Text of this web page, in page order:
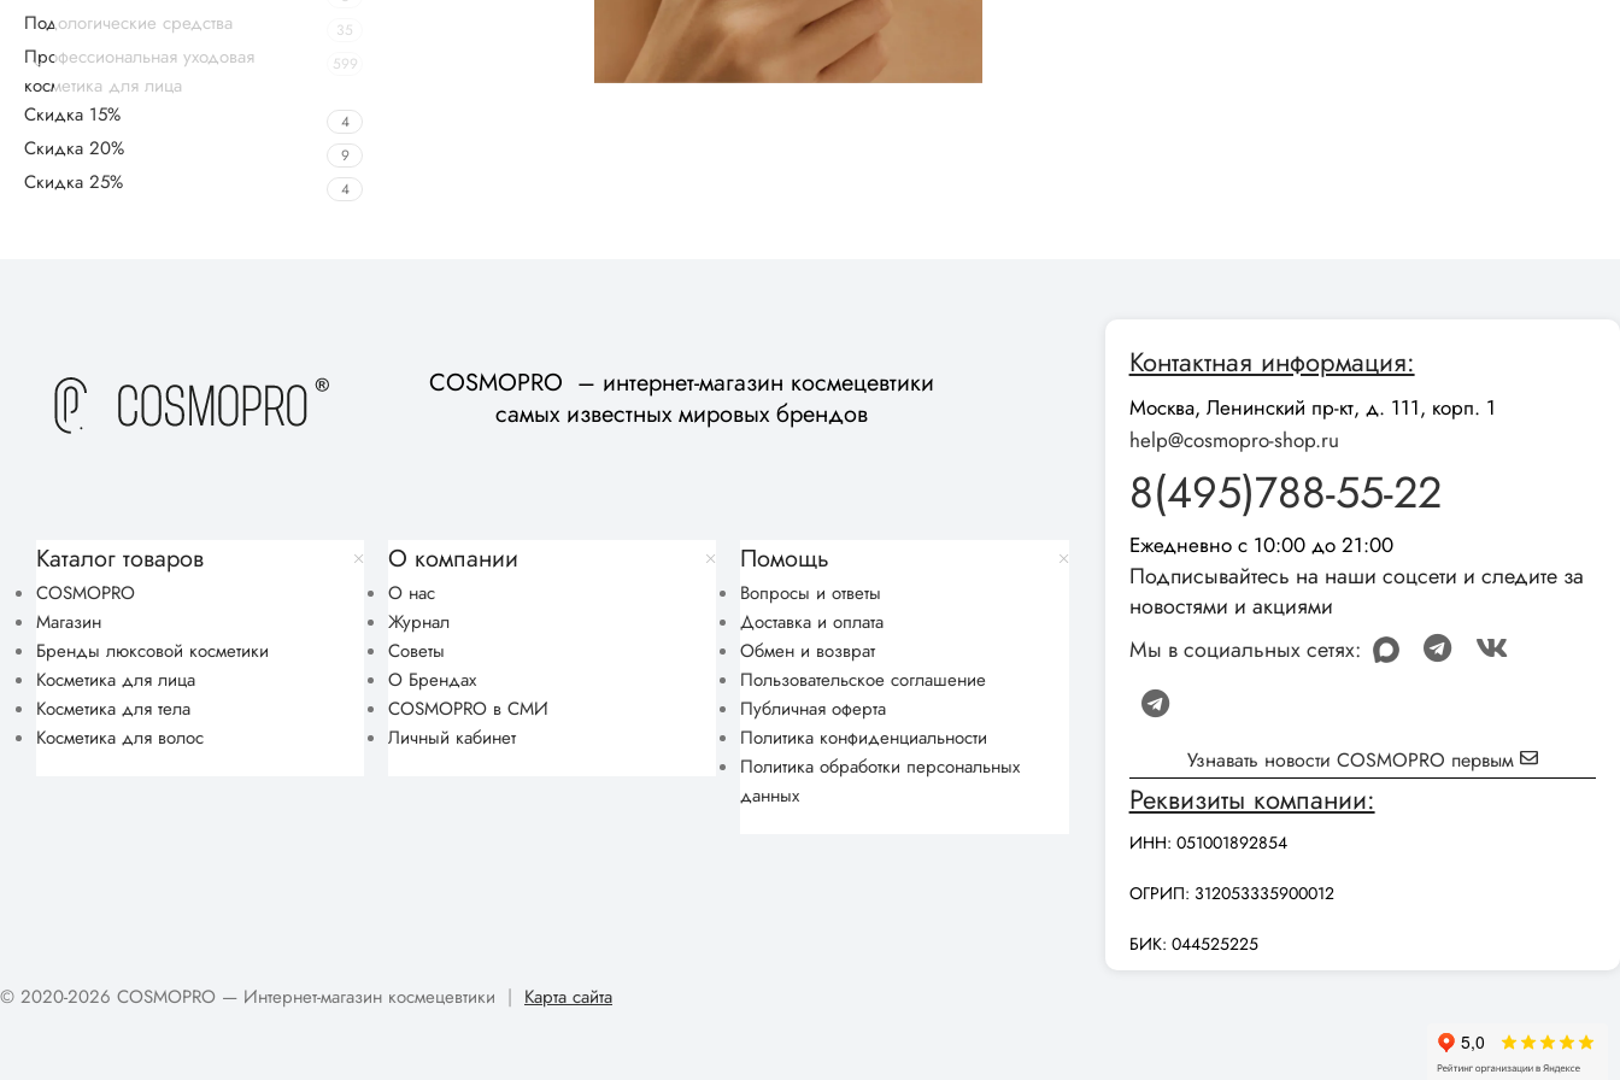
Подологические средства 35
Профессиональная уходовая
косметика для лица
599
Скидка 15% 4
Скидка 20% 9
Скидка 25% 4
COSMOPRO – интернет-магазин космецевтики
самых известных мировых брендов
Каталог товаров
COSMOPRO
Магазин
Бренды люксовой косметики
Косметика для лица
Косметика для тела
Косметика для волос
О компании
О нас
Журнал
Советы
О Брендах
COSMOPRO в СМИ
Личный кабинет
Помощь
Вопросы и ответы
Доставка и оплата
Обмен и возврат
Пользовательское соглашение
Публичная оферта
Политика конфиденциальности
Политика обработки персональных
данных
Контактная информация:
Москва, Ленинский пр-кт, д. 111, корп. 1
help@cosmopro-shop.ru
8(495)788-55-22
Ежедневно с 10:00 до 21:00
Подписывайтесь на наши соцсети и следите за
новостями и акциями
Мы в социальных сетях:
Узнавать новости COSMOPRO первым
Реквизиты компании:
ИНН: 051001892854
ОГРИП: 312053335900012
БИК: 044525225
© 2020-2026 COSMOPRO — Интернет-магазин космецевтики | Карта сайта